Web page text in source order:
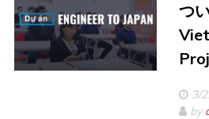
つ
3/
by